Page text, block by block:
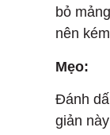
bỏ
nên
Mẹo:
Đánh
giản